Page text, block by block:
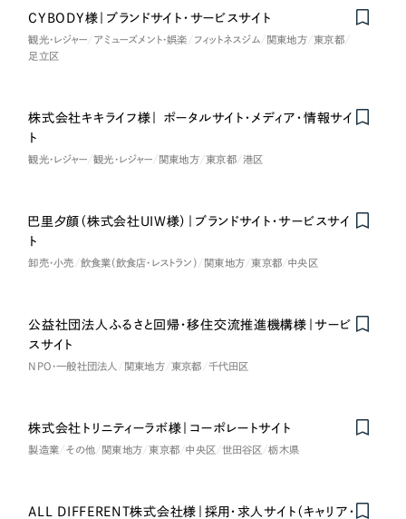
オレンジ・橙色
グリーン・緑色
パープル・紫色
カラフル・多色
さらに条件を追加する
CYBODY様｜ブランドサイト・サービスサイト
観光・レジャー アミューズメント・娯楽 フィットネスジム 関東地方
東京都
足立区
株式会社キキライフ様｜ ポータルサイト・メディア・情報サイ
ト
観光・レジャー 観光・レジャー 関東地方 東京都 港区
Honorabl
e
Ment
i
on
巴里夕顔（株式会社UIW様）｜ブランドサイト・サービスサイ
ト
卸売・小売 飲食業（飲食店・レストラン） 関東地方 東京都 中央区
公益社団法人ふるさと回帰・移住交流推進機構様｜サービ
スサイト
NPO・一般社団法人 関東地方 東京都 千代田区
株式会社トリニティーラボ様｜コーポレートサイト
製造業 その他 関東地方 東京都 中央区 世田谷区 栃木県
ALL DIFFERENT株式会社様｜採用・求人サイト（キャリア・